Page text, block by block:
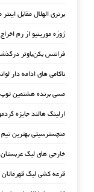
برتری الهلال مقابل
ژوزه مورینیو از رم
فرانتس بکن‌باوئر
ناکامی های ادامه دار
مسی برنده هشتمین
ارلینگ هالند جایزه
منچسترسیتی بهترین تیم
خارجی های لیگ
قرعه کشی لیگ قهرمانان اروپا فصل